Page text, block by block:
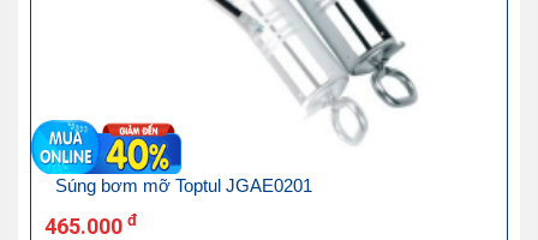
Súng bơm mỡ Toptul JGAE0201
465.000 đ